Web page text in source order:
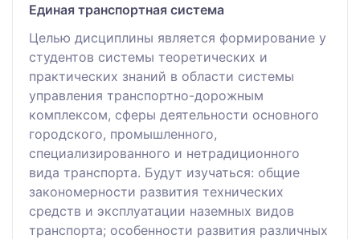
Единая транспортная система
Целью дисциплины является формирование у
студентов системы теоретических и
практических знаний в области системы
управления транспортно-дорожным
комплексом, сферы деятельности основного
городского, промышленного,
специализированного и нетрадиционного
вида транспорта. Будут изучаться: общие
закономерности развития технических
средств и эксплуатации наземных видов
транспорта; особенности развития различных